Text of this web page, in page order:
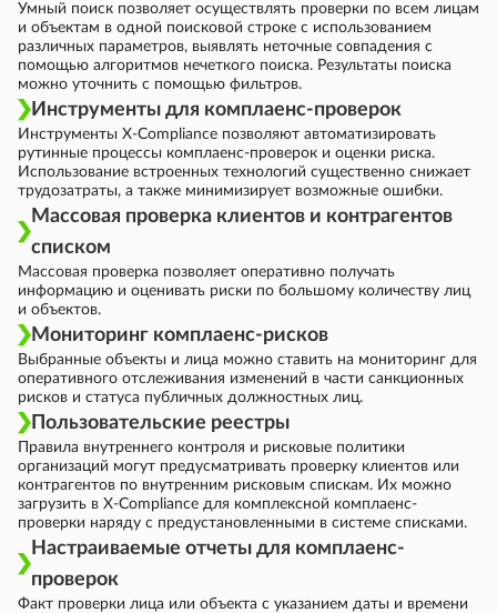
Умный поиск позволяет осуществлять проверки по всем лицам
и объектам в одной поисковой строке с использованием
различных параметров, выявлять неточные совпадения с
помощью алгоритмов нечеткого поиска. Результаты поиска
можно уточнить с помощью фильтров.
Инструменты для комплаенс-проверок
Инструменты X-Compliance позволяют автоматизировать
рутинные процессы комплаенс-проверок и оценки риска.
Использование встроенных технологий существенно снижает
трудозатраты, а также минимизирует возможные ошибки.
Массовая проверка клиентов и контрагентов
списком
Массовая проверка позволяет оперативно получать
информацию и оценивать риски по большому количеству лиц
и объектов.
Мониторинг комплаенс-рисков
Выбранные объекты и лица можно ставить на мониторинг для
оперативного отслеживания изменений в части санкционных
рисков и статуса публичных должностных лиц.
Пользовательские реестры
Правила внутреннего контроля и рисковые политики
организаций могут предусматривать проверку клиентов или
контрагентов по внутренним рисковым спискам. Их можно
загрузить в X-Compliance для комплексной комплаенс-
проверки наряду с предустановленными в системе списками.
Настраиваемые отчеты для комплаенс-
проверок
Факт проверки лица или объекта с указанием даты и времени